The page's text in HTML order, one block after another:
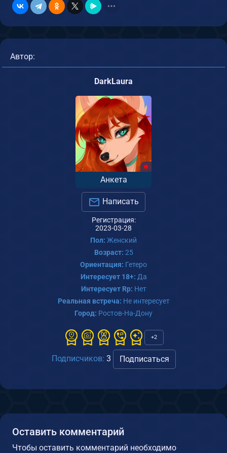
Автор:
DarkLaura
Анкета
Написать
Регистрация:
2023-03-28
Пол: Женский
Возраст: 25
Ориентация: Гетеро
Интересует 18+: Да
Интересует Rp: Нет
Реальная встреча: Не интересует
Город: Ростов-На-Дону
+2
Подписчиков: 3 Подписаться
Оставить комментарий
Чтобы оставить комментарий необходимо